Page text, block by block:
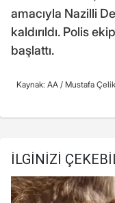
amacıyla Nazilli
kaldırıldı. Polis
başlattı.
Kaynak: AA / Mustafa Çelik